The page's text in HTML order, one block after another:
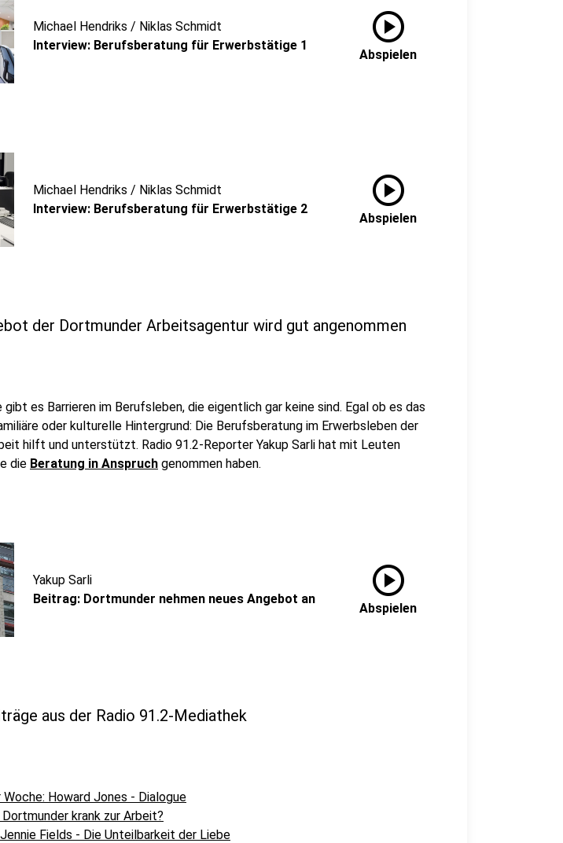
Michael Hendriks / Niklas Schmidt
Interview: Berufsberatung für Erwerbstätige 1
play_circle
Abspielen
Michael Hendriks / Niklas Schmidt
Interview: Berufsberatung für Erwerbstätige 2
play_circle
Abspielen
der Dortmunder Arbeitsagentur wird gut angenommen
gibt es Barrieren im Berufsleben, die eigentlich gar keine sind. Egal ob es das
oder kulturelle Hintergrund: Die Berufsberatung im Erwerbsleben der
hilft und unterstützt. Radio 91.2-Reporter Yakup Sarli hat mit Leuten
die Beratung in Anspruch genommen haben.
Yakup Sarli
Beitrag: Dortmunder nehmen neues Angebot an
play_circle
Abspielen
aus der Radio 91.2-Mediathek
Woche: Howard Jones - Dialogue
Dortmunder krank zur Arbeit?
Fields - Die Unteilbarkeit der Liebe